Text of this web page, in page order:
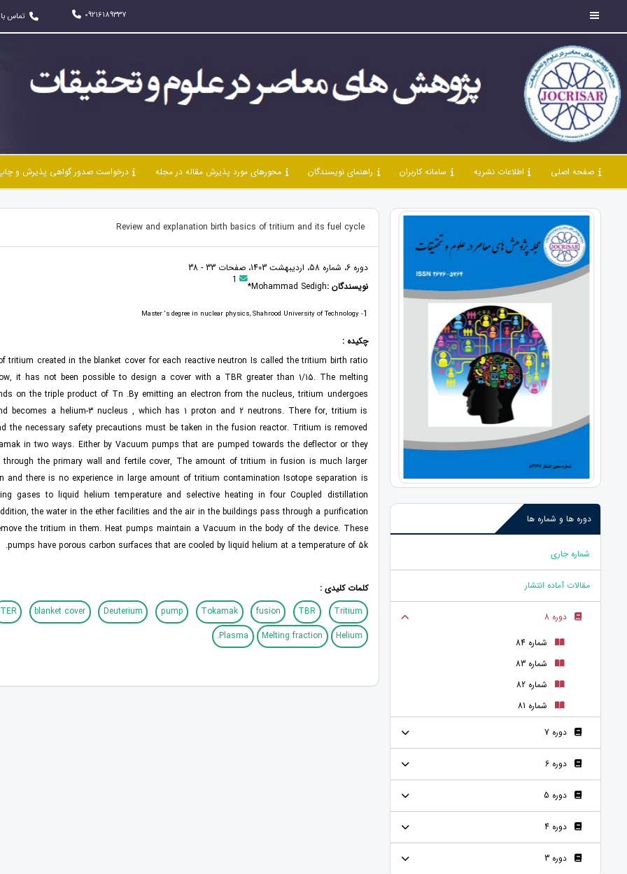
09216189337 تماس
صفحه اصلی اطلاعات نشریه سامانه کاربران راهنمای نویسندگان محورهای مورد پذیرش مقاله در مجله درخواست صدور گواهی پذیرش و
دوره ها و شماره ها
شماره جاری
مقالات آماده انتشار
دوره 8
شماره 84
شماره 83
شماره 82
شماره 81
دوره 7
دوره 6
دوره 5
دوره 4
دوره 3
Review and explanation birth basics of tritium and its fuel cycle
دوره 6، شماره 58، اردیبهشت 1403، صفحات 33 - 38
نویسندگان :Mohammad Sedigh*
1
1
- Master ‘s degree in nuclear physics, Shahrood University of Technology
چکیده :
tritium created in the blanket cover for each reactive neutron Is called the tritium birth ratio
it has not been possible to design a cover with a TBR greater than 1/15. The melting
on the triple product of Tn .By emitting an electron from the nucleus, tritium undergoes
becomes a helium-3 nucleus , which has 1 proton and 2 neutrons. There for, tritium is
the necessary safety precautions must be taken in the fusion reactor. Tritium is removed
in two ways. Either by Vacuum pumps that are pumped towards the deflector or they
through the primary wall and fertile cover, The amount of tritium in fusion is much larger
and there is no experience in large amount of tritium contamination Isotope separation is
gases to liquid helium temperature and selective heating in four Coupled distillation
the water in the ether facilities and the air in the buildings pass through a purification
the tritium in them. Heat pumps maintain a Vacuum in the body of the device. These
pumps have porous carbon surfaces that are cooled by liquid helium at a temperature of 5k.
کلمات کلیدی :
Tritium
TBR
fusion
Tokamak
pump
Deuterium
blanket cover
Helium
Melting fraction
Plasma.